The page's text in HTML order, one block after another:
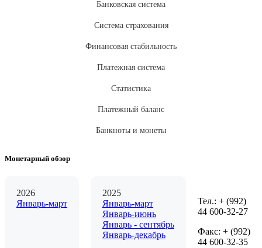
Банковская система
Система страхования
Финансовая стабильность
Платежная система
Статистика
Платежный баланс
Банкноты и монеты
Монетарный обзор
2026
Январь-март
2025
Январь-март
Январь-июнь
Январь - сентябрь
Январь-декабрь
Тел.: + (992)
44 600-32-27
Факс: + (992)
44 600-32-35